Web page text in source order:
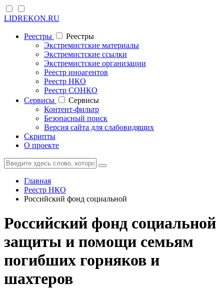
LIDREKON.RU
Реестры
Реестры
Экстремистские материалы
Экстремистские ссылки
Экстремистские организации
Реестр иноагентов
Реестр НКО
Реестр СОНКО
Cервисы
Cервисы
Контент-фильтр
Безопасный поиск
Версия сайта для слабовидящих
Скрипты
О проекте
Главная
Реестр НКО
Российский фонд социальной
Российский фонд социальной
защиты и помощи семьям
погибших горняков и
шахтеров